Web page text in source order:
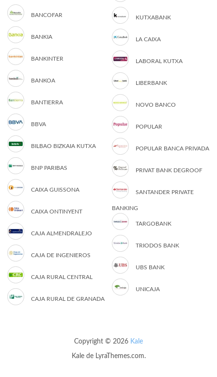
BANCOFAR
BANKIA
BANKINTER
BANKOA
BANTIERRA
BBVA
BILBAO BIZKAIA KUTXA
BNP PARIBAS
CAIXA GUISSONA
CAIXA ONTINYENT
CAJA ALMENDRALEJO
CAJA DE INGENIEROS
CAJA RURAL CENTRAL
CAJA RURAL DE GRANADA
KUTXABANK
LA CAIXA
LABORAL KUTXA
LIBERBANK
NOVO BANCO
POPULAR
POPULAR BANCA PRIVADA
PRIVAT BANK DEGROOF
SANTANDER PRIVATE
BANKING
TARGOBANK
TRIODOS BANK
UBS BANK
UNICAJA
Copyright © 2026 Kale
Kalede LyraThemes.com.